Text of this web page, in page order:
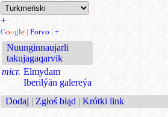
+
Google | Forvo | +
Nuunginnaujarli
takujagaqarvik
micr. Elmydam
Iberilýän galereýa
Dodaj | Zgłoś błąd | Krótki link